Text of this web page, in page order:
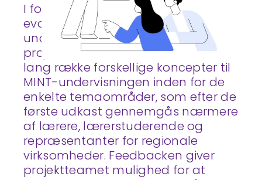
I foråret i år er udviklingen og
evalueringen af
undervisningskoncepterne i STEPS.-
projektet i fokus. Der udarbejdes en
lang række forskellige koncepter til
MINT-undervisningen inden for de
enkelte temaområder, som efter de
første udkast gennemgås nærmere
af lærere, lærerstuderende og
repræsentanter for regionale
virksomheder. Feedbacken giver
projektteamet mulighed for at